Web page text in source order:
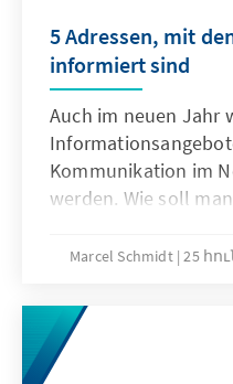
5 Adressen, mit
informiert sind
Auch im neuen Jahr
Kommunikation im
werden. Wie soll
verpassen Sie
Zeit für die anderen
Leben.
Marcel Schmidt 25